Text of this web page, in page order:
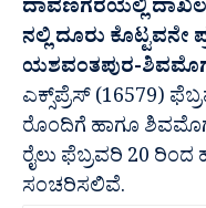
ದಾವಣಗೆರೆಯಲ್ಲಿ
ನಲ್ಲಿ ದೂರು
ಯಶವಂತಪುರ-
ಎಕ್ಸ್‌ಪ್ರೆಸ್ (16579)
ರೊಂದಿಗೆ ಹಾಗೂ
ರೈಲು ಫೆಬ್ರವರಿ 20
ಸಂಚರಿಸಲಿವೆ.